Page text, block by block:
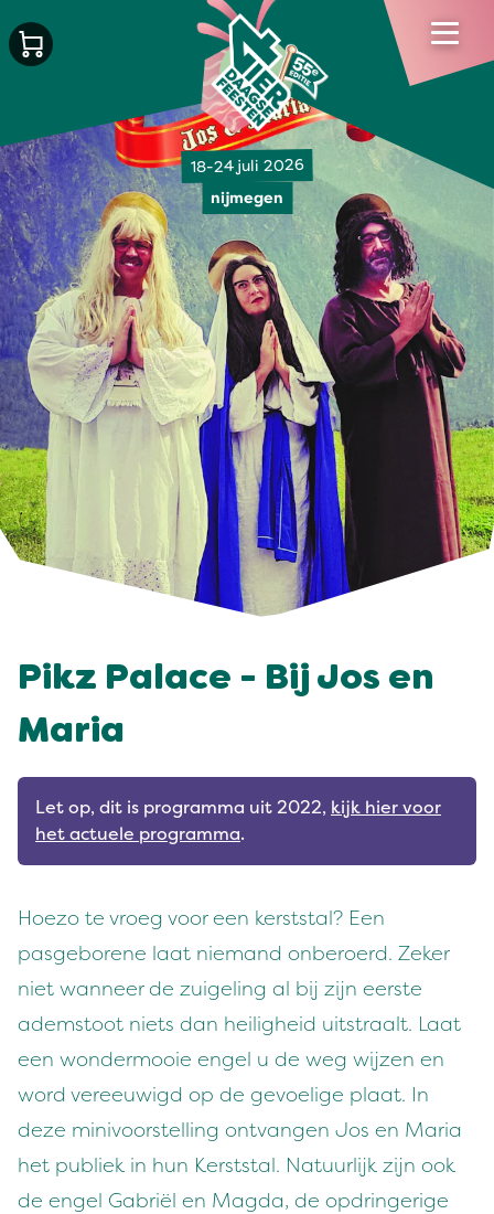
18-24 juli 2026
nijmegen
Pikz Palace - Bij Jos en
Maria
Let op, dit is programma uit 2022, kijk hier voor
het actuele programma.
Hoezo te vroeg voor een kerststal? Een
pasgeborene laat niemand onberoerd. Zeker
niet wanneer de zuigeling al bij zijn eerste
ademstoot niets dan heiligheid uitstraalt. Laat
een wondermooie engel u de weg wijzen en
word vereeuwigd op de gevoelige plaat. In
deze minivoorstelling ontvangen Jos en Maria
het publiek in hun Kerststal. Natuurlijk zijn ook
de engel Gabriël en Magda, de opdringerige